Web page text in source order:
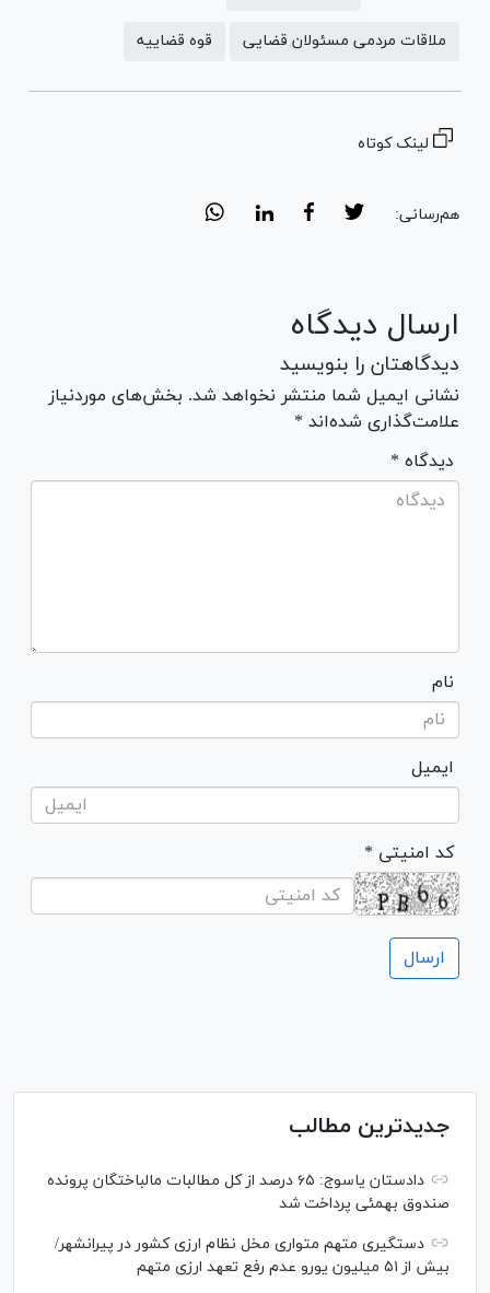
ملاقات مردمی مسئولان قضایی قوه قضاییه
لینک کوتاه
هم‌رسانی:
ارسال دیدگاه
دیدگاهتان را بنویسید
نشانی ایمیل شما منتشر نخواهد شد. بخش‌های موردنیاز
علامت‌گذاری شده‌اند *
* دیدگاه
نام
ایمیل
* کد امنیتی
جدیدترین مطالب
دادستان یاسوج: ۶۵ درصد از کل مطالبات مالباختگان پرونده
صندوق بهمئی پرداخت شد
دستگیری متهم متواری مخل نظام ارزی کشور در پیرانشهر/
بیش از ۵۱ میلیون یورو عدم رفع تعهد ارزی متهم